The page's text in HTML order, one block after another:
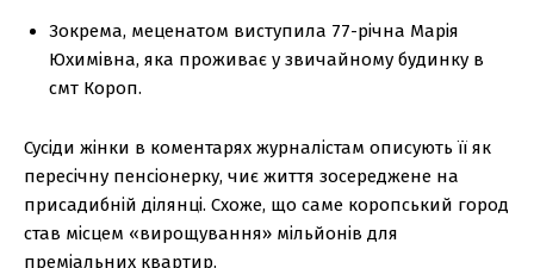
Зокрема, меценатом виступила 77-річна Марія
Юхимівна, яка проживає у звичайному будинку в
смт Короп.
Сусіди жінки в коментарях журналістам описують її як
пересічну пенсіонерку, чиє життя зосереджене на
присадибній ділянці. Схоже, що саме коропський город
став місцем «вирощування» мільйонів для
преміальних квартир.